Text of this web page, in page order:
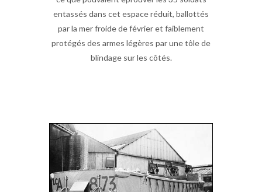
entassés dans cet espace réduit, ballottés
par la mer froide de février et faiblement
protégés des armes légères par une tôle de
blindage sur les côtés.